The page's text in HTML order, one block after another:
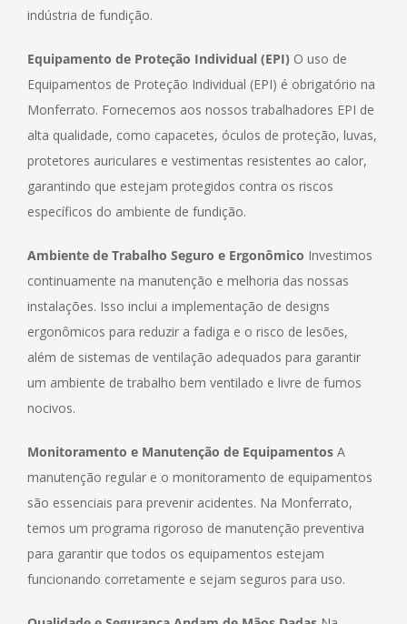
indústria de fundição.
Equipamento de Proteção Individual (EPI) O uso de
Equipamentos de Proteção Individual (EPI) é obrigatório na
Monferrato. Fornecemos aos nossos trabalhadores EPI de
alta qualidade, como capacetes, óculos de proteção, luvas,
protetores auriculares e vestimentas resistentes ao calor,
garantindo que estejam protegidos contra os riscos
específicos do ambiente de fundição.
Ambiente de Trabalho Seguro e Ergonômico Investimos
continuamente na manutenção e melhoria das nossas
instalações. Isso inclui a implementação de designs
ergonômicos para reduzir a fadiga e o risco de lesões,
além de sistemas de ventilação adequados para garantir
um ambiente de trabalho bem ventilado e livre de fumos
nocivos.
Monitoramento e Manutenção de Equipamentos A
manutenção regular e o monitoramento de equipamentos
são essenciais para prevenir acidentes. Na Monferrato,
temos um programa rigoroso de manutenção preventiva
para garantir que todos os equipamentos estejam
funcionando corretamente e sejam seguros para uso.